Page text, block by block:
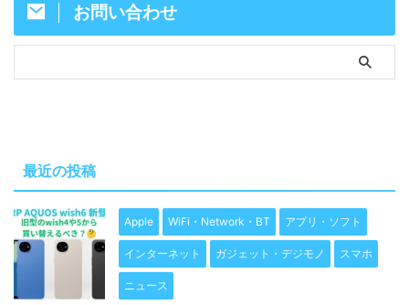
お問い合わせ
最近の投稿
Apple WiFi・Network・BT アプリ・ソフト
インターネット ガジェット・デジモノ スマホ
ニュース